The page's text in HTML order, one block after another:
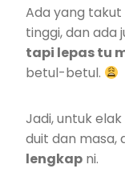
Ada yang takut
tinggi, dan ada
tapi lepas tu
betul-betul.
Jadi, untuk
duit dan masa,
lengkap ni.